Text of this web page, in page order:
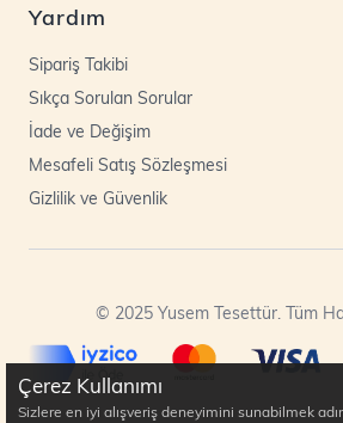
Yardım
Sipariş Takibi
Sıkça Sorulan Sorular
İade ve Değişim
Mesafeli Satış Sözleşmesi
Gizlilik ve Güvenlik
© 2025 Yusem Tesettür. Tüm
Çerez Kullanımı
Sizlere en iyi alışveriş deneyimini sunabilmek